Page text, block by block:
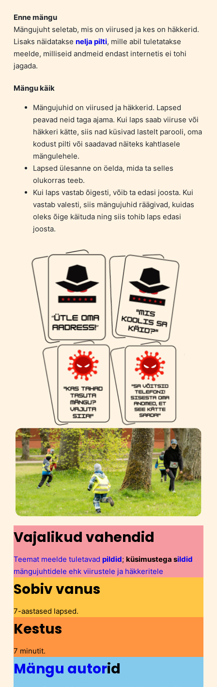
Enne mängu
Mängujuht seletab, mis on viirused ja kes on häkkerid.
Lisaks näidatakse nelja pilti, mille abil tuletatakse
meelde, milliseid andmeid endast internetis ei tohi
jagada.
Mängu käik
Mängujuhid on viirused ja häkkerid. Lapsed
peavad neid taga ajama. Kui laps saab viiruse või
häkkeri kätte, siis nad küsivad lastelt parooli, oma
kodust pilti või saadavad näiteks kahtlasele
mängulehele.
Lapsed ülesanne on öelda, mida ta selles
olukorras teeb.
Kui laps vastab õigesti, võib ta edasi joosta. Kui
vastab valesti, siis mängujuhid räägivad, kuidas
oleks õige käituda ning siis tohib laps edasi
joosta.
Vajalikud vahendid
Teemat meelde tuletavad pildid; küsimustega sildid
mängujuhtidele ehk viirustele ja häkkeritele
Sobiv vanus
7-aastased lapsed.
Kestus
7 minutit.
Mängu autorid